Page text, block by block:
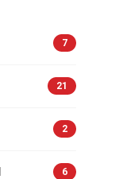
7
21
2
6